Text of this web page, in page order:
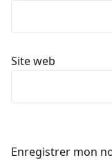
Site web
Enregistrer mon